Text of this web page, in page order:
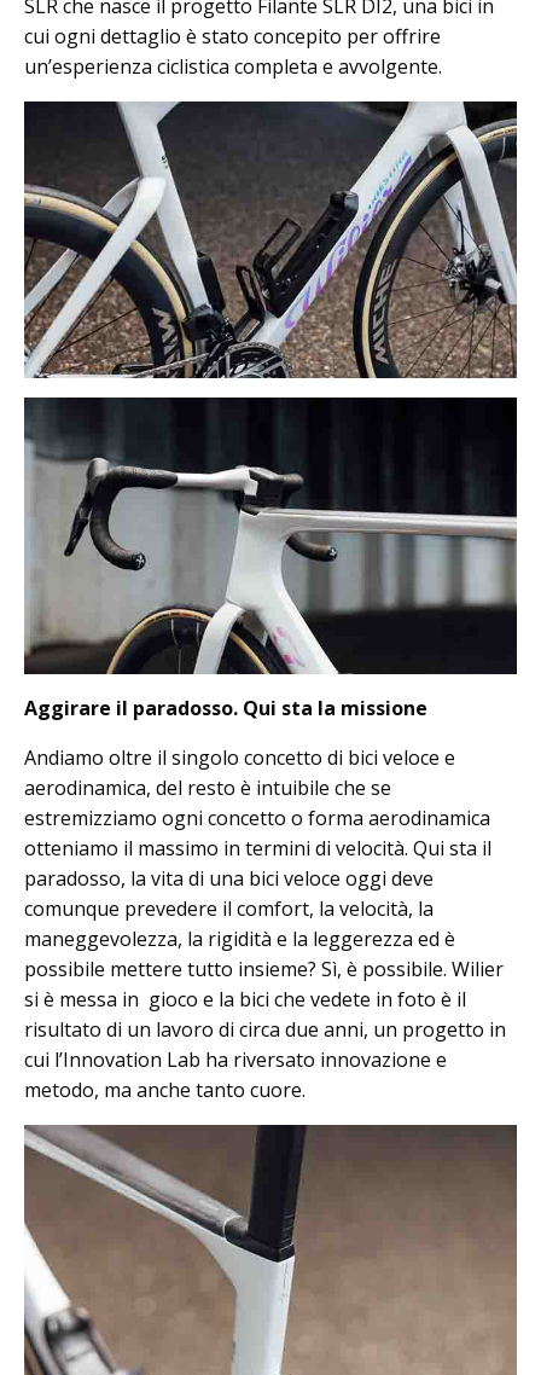
SLR che nasce il progetto Filante SLR DI2, una bici in
cui ogni dettaglio è stato concepito per offrire
un’esperienza ciclistica completa e avvolgente.
Aggirare il paradosso. Qui sta la missione
Andiamo oltre il singolo concetto di bici veloce e
aerodinamica, del resto è intuibile che se
estremizziamo ogni concetto o forma aerodinamica
otteniamo il massimo in termini di velocità. Qui sta il
paradosso, la vita di una bici veloce oggi deve
comunque prevedere il comfort, la velocità, la
maneggevolezza, la rigidità e la leggerezza ed è
possibile mettere tutto insieme? Sì, è possibile. Wilier
si è messa in gioco e la bici che vedete in foto è il
risultato di un lavoro di circa due anni, un progetto in
cui l’Innovation Lab ha riversato innovazione e
metodo, ma anche tanto cuore.